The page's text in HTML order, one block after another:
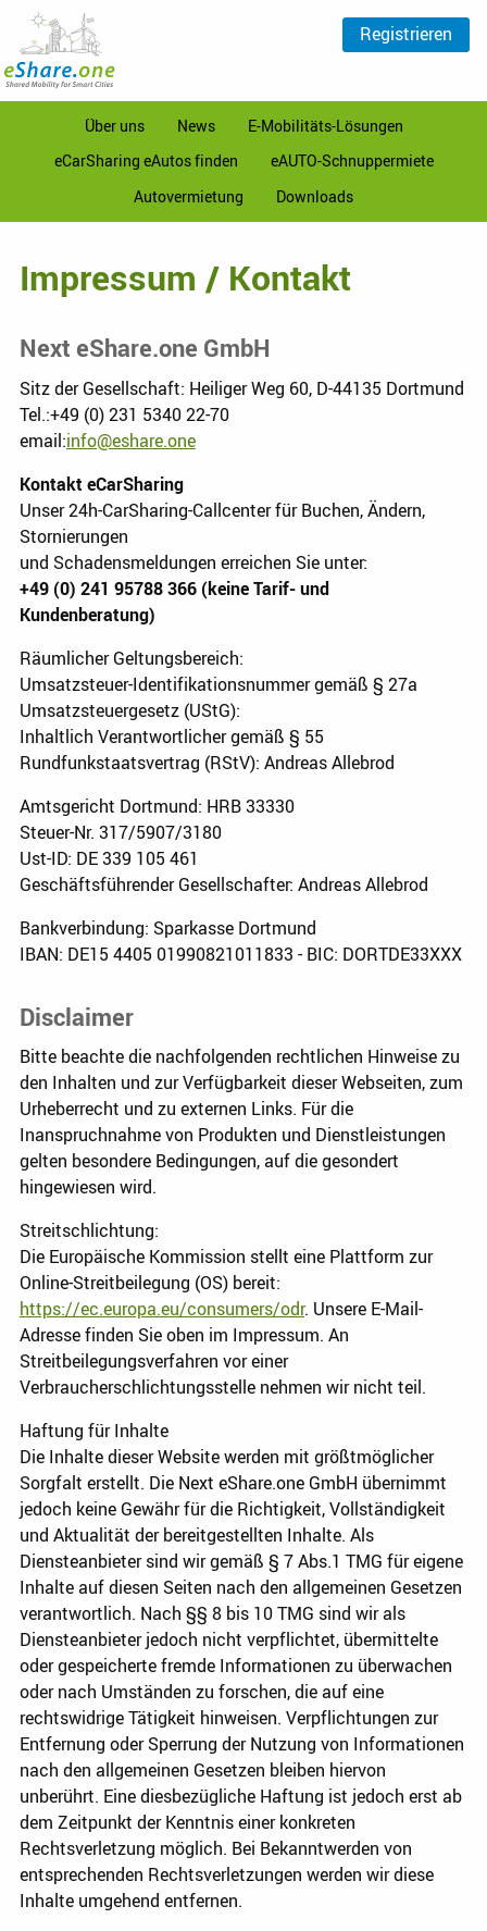
Über uns News
E-Mobilitäts-Lösungen
eCarSharing eAutos finden
eAUTO-Schnuppermiete
Autovermietung
Downloads
Registrieren
Impressum / Kontakt
Next eShare.one GmbH
Sitz der Gesellschaft: Heiliger Weg 60, D-44135 Dortmund
Tel.:+49 (0) 231 5340 22-70
email:info@eshare.one
Kontakt eCarSharing
Unser 24h-CarSharing-Callcenter für Buchen, Ändern,
Stornierungen
und Schadensmeldungen erreichen Sie unter:
+49 (0) 241 95788 366 (keine Tarif- und
Kundenberatung)
Räumlicher Geltungsbereich:
Umsatzsteuer-Identifikationsnummer gemäß § 27a
Umsatzsteuergesetz (UStG):
Inhaltlich Verantwortlicher gemäß § 55
Rundfunkstaatsvertrag (RStV): Andreas Allebrod
Amtsgericht Dortmund: HRB 33330
Steuer-Nr. 317/5907/3180
Ust-ID: DE 339 105 461
Geschäftsführender Gesellschafter: Andreas Allebrod
Bankverbindung: Sparkasse Dortmund
IBAN: DE15 4405 01990821011833 - BIC: DORTDE33XXX
Disclaimer
Bitte beachte die nachfolgenden rechtlichen Hinweise zu
den Inhalten und zur Verfügbarkeit dieser Webseiten, zum
Urheberrecht und zu externen Links. Für die
Inanspruchnahme von Produkten und Dienstleistungen
gelten besondere Bedingungen, auf die gesondert
hingewiesen wird.
Streitschlichtung:
Die Europäische Kommission stellt eine Plattform zur
Online-Streitbeilegung (OS) bereit:
https://ec.europa.eu/consumers/odr. Unsere E-Mail-
Adresse finden Sie oben im Impressum. An
Streitbeilegungsverfahren vor einer
Verbraucherschlichtungsstelle nehmen wir nicht teil.
Haftung für Inhalte
Die Inhalte dieser Website werden mit größtmöglicher
Sorgfalt erstellt. Die Next eShare.one GmbH übernimmt
jedoch keine Gewähr für die Richtigkeit, Vollständigkeit
und Aktualität der bereitgestellten Inhalte. Als
Diensteanbieter sind wir gemäß § 7 Abs.1 TMG für eigene
Inhalte auf diesen Seiten nach den allgemeinen Gesetzen
verantwortlich. Nach §§ 8 bis 10 TMG sind wir als
Diensteanbieter jedoch nicht verpflichtet, übermittelte
oder gespeicherte fremde Informationen zu überwachen
oder nach Umständen zu forschen, die auf eine
rechtswidrige Tätigkeit hinweisen. Verpflichtungen zur
Entfernung oder Sperrung der Nutzung von Informationen
nach den allgemeinen Gesetzen bleiben hiervon
unberührt. Eine diesbezügliche Haftung ist jedoch erst ab
dem Zeitpunkt der Kenntnis einer konkreten
Rechtsverletzung möglich. Bei Bekanntwerden von
entsprechenden Rechtsverletzungen werden wir diese
Inhalte umgehend entfernen.